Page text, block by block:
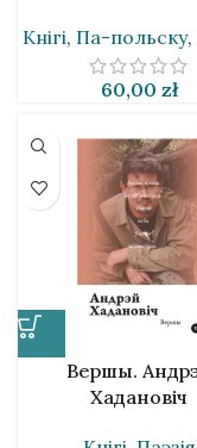
Кнігі, Па-польску,
60,00 zł
Вершы.
Хадановіч